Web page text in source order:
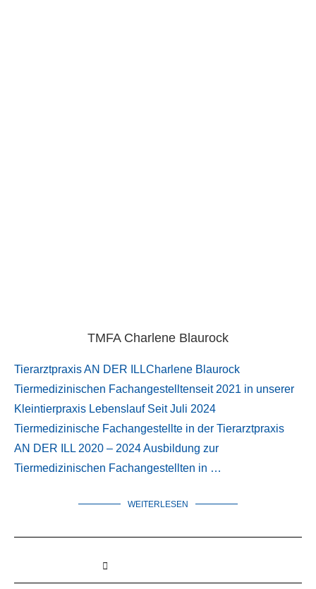
TMFA Charlene Blaurock
Tierarztpraxis AN DER ILLCharlene Blaurock
Tiermedizinischen Fachangestelltenseit 2021 in unserer
Kleintierpraxis Lebenslauf Seit Juli 2024
Tiermedizinische Fachangestellte in der Tierarztpraxis
AN DER ILL 2020 – 2024 Ausbildung zur
Tiermedizinischen Fachangestellten in …
WEITERLESEN